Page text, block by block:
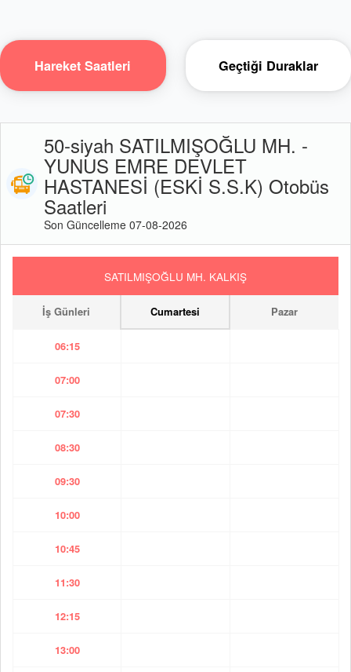
Hareket Saatleri Geçtiği Duraklar
50-siyah SATILMIŞOĞLU MH. -
YUNUS EMRE DEVLET
HASTANESİ (ESKİ S.S.K) Otobüs
Saatleri
Son Güncelleme 07-08-2026
SATILMIŞOĞLU MH. KALKIŞ
İş Günleri Cumartesi Pazar
06:15
07:00
07:30
08:30
09:30
10:00
10:45
11:30
12:15
13:00